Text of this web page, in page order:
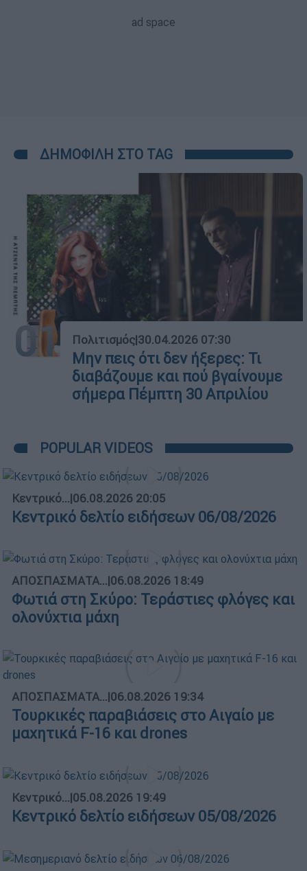
ΔΗΜΟΦΙΛΗ ΣΤΟ TAG
01 Πολιτισμός|30.04.2026 07:30
Μην πεις ότι δεν ήξερες: Τι
διαβάζουμε και πού βγαίνουμε
σήμερα Πέμπτη 30 Απριλίου
POPULAR VIDEOS
Κεντρικό...|06.08.2026 20:05
Κεντρικό δελτίο ειδήσεων 06/08/2026
ΑΠΟΣΠΑΣΜΑΤΑ...|06.08.2026 18:49
Φωτιά στη Σκύρο: Τεράστιες φλόγες και
ολονύχτια μάχη
ΑΠΟΣΠΑΣΜΑΤΑ...|06.08.2026 19:34
Τουρκικές παραβιάσεις στο Αιγαίο με
μαχητικά F-16 και drones
Κεντρικό...|05.08.2026 19:49
Κεντρικό δελτίο ειδήσεων 05/08/2026